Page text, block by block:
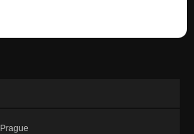
Prague